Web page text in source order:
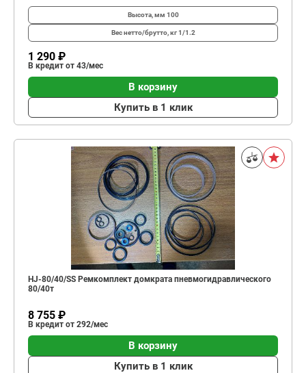
Высота, мм 100
Вес нетто/брутто, кг1/1.2
1 290 ₽
В кредит от 43/мес
В корзину
Купить в 1 клик
HJ-80/40/SS Ремкомплект домкрата пневмогидравлического
80/40т
8 755 ₽
В кредит от 292/мес
В корзину
Купить в 1 клик